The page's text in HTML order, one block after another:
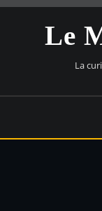
Skip
Le
La